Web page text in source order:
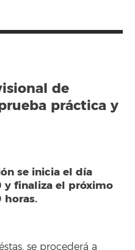
de
práctica y
se inicia el día
finaliza el próximo
se procederá a